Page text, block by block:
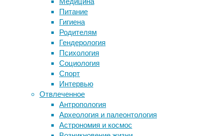
Питание
Гигиена
Родителям
Гендерология
Психология
Социология
Спорт
Интервью
Отвлеченное
Антропология
Археология и палеонтология
Астрономия и космос
крупным
для
«езды
автостопом»,
что
помогает
им
экономить
собственную
энергии
при
передвижении.
Однако
Метки
ДНК бактерии биология